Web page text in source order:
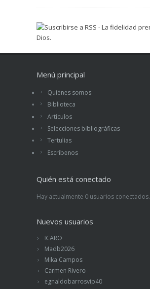
Menú principal
Quiénes somos
Biblioteca
Artículos
Selecciones bibliográficas
Tertulias
Escríbenos
Quién está conectado
Hay actualmente 0 usuarios conectados.
Nuevos usuarios
ICARO
Madb2026
Mika Campos
Carmen Rivero
egnaldobarrosvip40